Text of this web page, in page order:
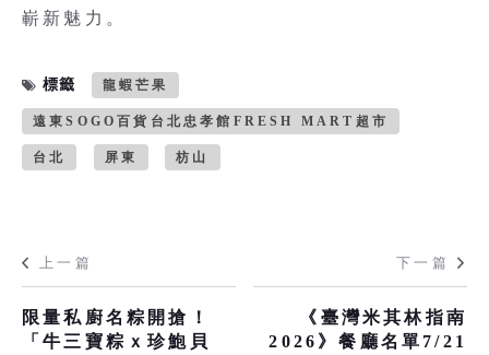
嶄新魅力。
標籤 龍蝦芒果
遠東SOGO百貨台北忠孝館FRESH MART超市
台北 屏東 枋山
上一篇
限量私廚名粽開搶！
「牛三寶粽ｘ珍鮑貝
下一篇
《臺灣米其林指南
2026》餐廳名單7/21